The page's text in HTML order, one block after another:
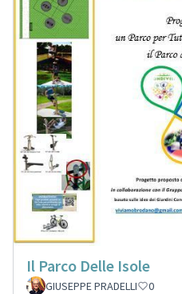
Il Parco Delle Isole
GIUSEPPE PRADELLI
0